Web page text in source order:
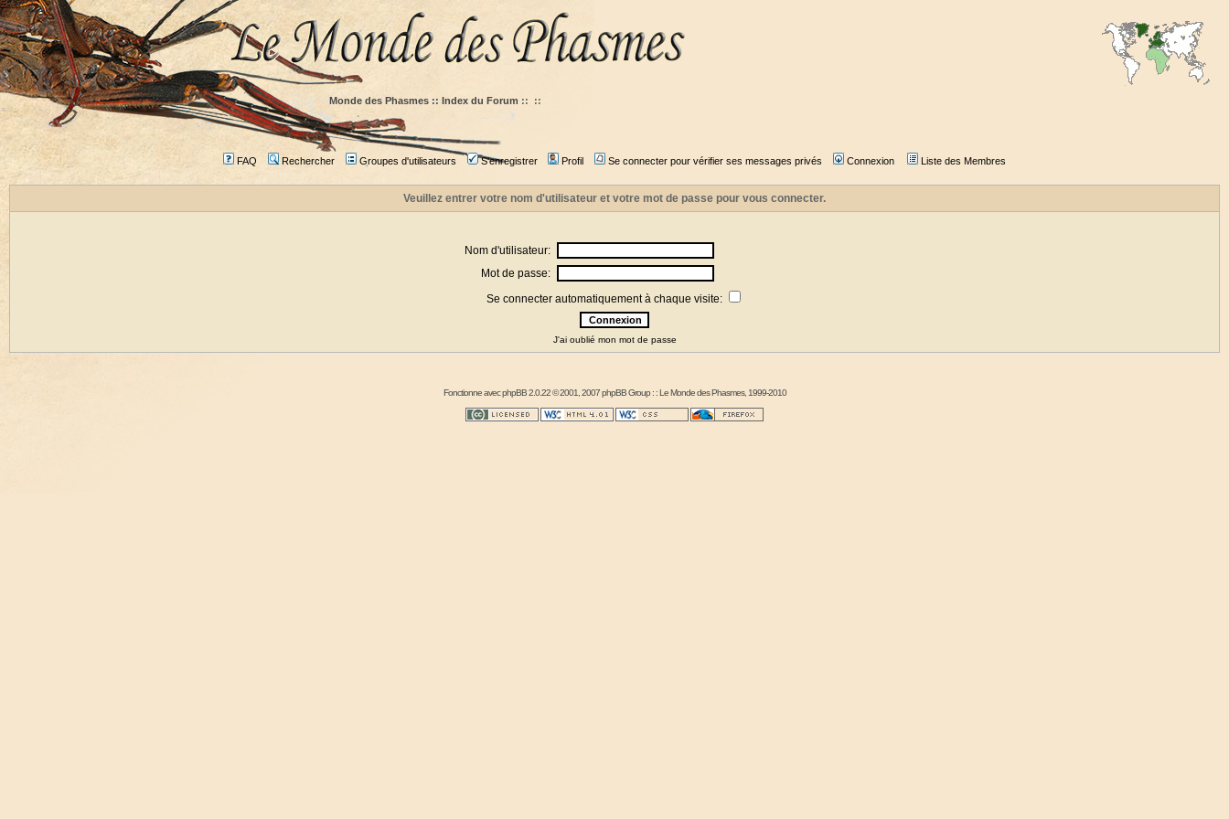
Monde des Phasmes :: Index du Forum :: ::
FAQ Rechercher Groupes d'utilisateurs S'enregistrer Profil Se connecter pour vérifier ses messages privés Connexion Liste des Membres
Veuillez entrer votre nom d'utilisateur et votre mot de passe pour vous connecter.
Nom d'utilisateur:
Mot de passe:
Se connecter automatiquement à chaque visite:
J'ai oublié mon mot de passe
Fonctionne avecphpBB2.0.22 © 2001, 2007 phpBB Group : :Le Monde des Phasmes, 1999-2010